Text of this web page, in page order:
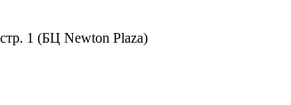
1 (БЦ Newton Plaza)